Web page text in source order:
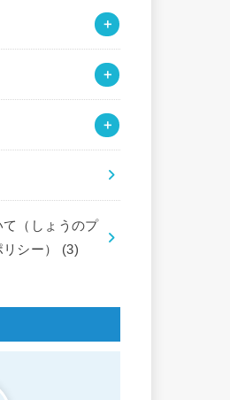
て（しょうのプ
シー） (3)